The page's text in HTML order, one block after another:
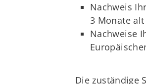
Nachweis
3 Monate
Nachweise
Die zuständige